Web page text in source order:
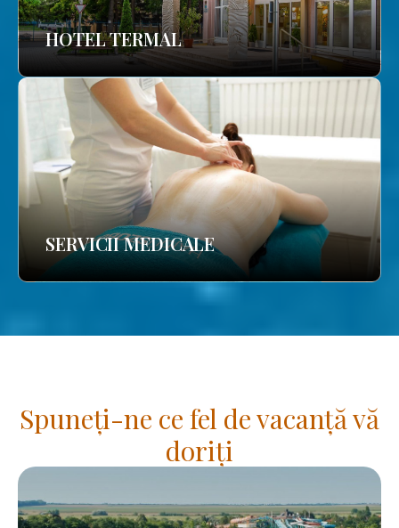
HOTEL TERMAL
SERVICII MEDICALE
Spuneți-ne ce fel de vacanță vă
doriți